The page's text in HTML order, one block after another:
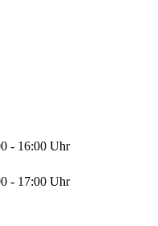
- 16:00 Uhr
- 17:00 Uhr